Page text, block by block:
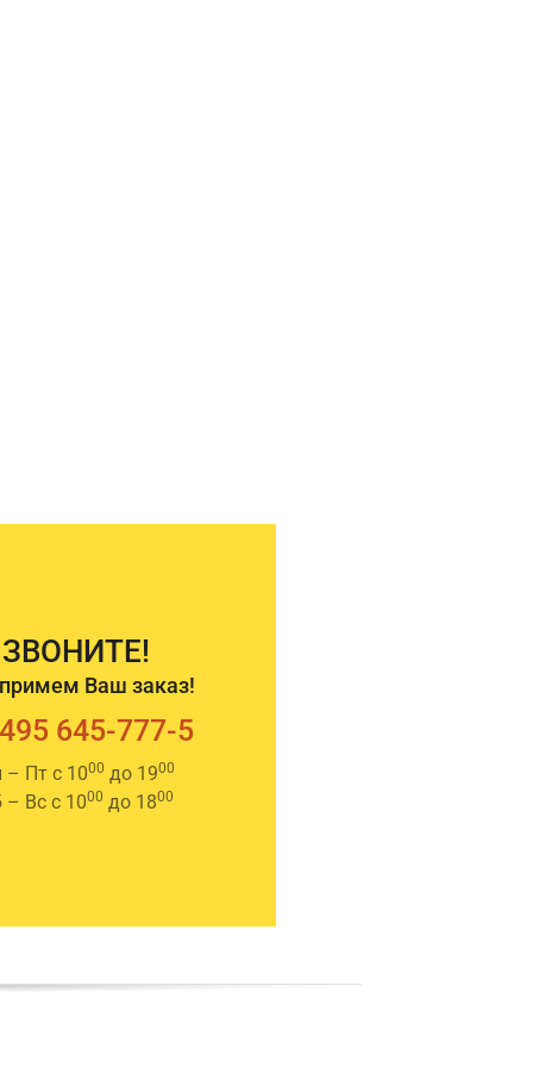
ЗВОНИТЕ!
Ваш заказ!
645-777-5
– Пт с 1000 до 1900
– Вс с 1000 до 1800